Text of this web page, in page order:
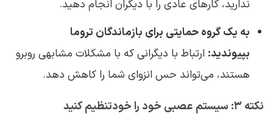
ندارید، کارهای عادی را با دیگران انجام دهید.
به یک گروه حمایتی برای بازماندگان تروما
بپیوندید: ارتباط با دیگرانی که با مشکلات مشابهی روبرو
هستند، می‌تواند حس انزوای شما را کاهش دهد.
نکته ۳: سیستم عصبی خود را خودتنظیم کنید